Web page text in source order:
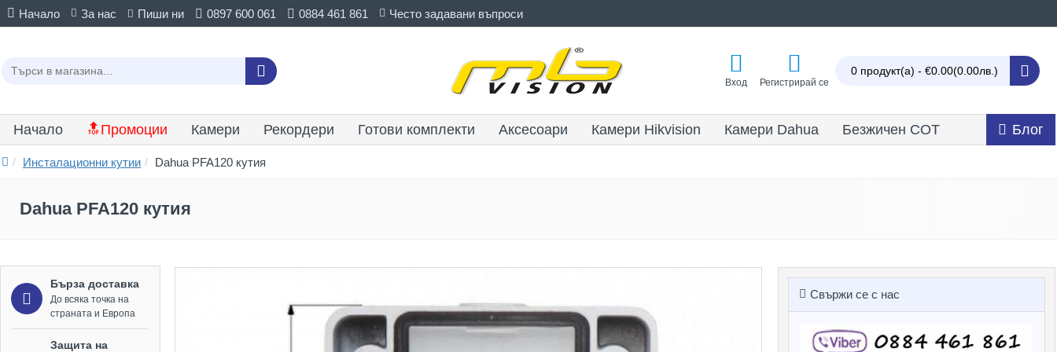
Начало За нас Пиши ни 0897 600 061 0884 461 861 Често задавани въпроси
Вход Регистрирай се
0 продукт(а) - €0.00(0.00лв.)
Начало 🔝Промоции Камери Рекордери Готови комплекти Аксесоари Камери Hikvision Камери Dahua Безжичен СОТ Блог
Инсталационни кутии Dahua PFA120 кутия
Dahua PFA120 кутия
Бърза доставка
До всяка точка на
страната и Европа
Защита на
Свържи се с нас